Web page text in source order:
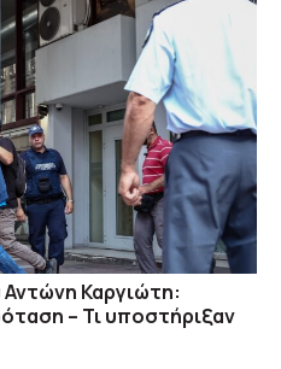
Αντώνη Καργιώτη:
– Τι υποστήριξαν